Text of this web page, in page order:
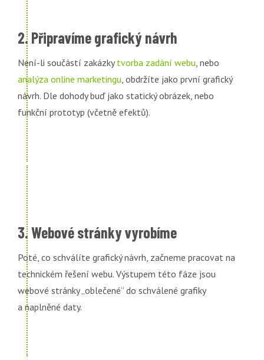
2. Připravíme grafický návrh
Není-li součástí zakázkytvorba zadání webu, nebo
analýza online marketingu, obdržíte jako první grafický
návrh. Dle dohody buď jako statický obrázek, nebo
funkční prototyp (včetně efektů).
3. Webové stránky vyrobíme
Poté, co schválíte grafický návrh, začneme pracovat na
technickém řešení webu. Výstupem této fáze jsou
webové stránky „oblečené“ do schválené grafiky
a naplněné daty.